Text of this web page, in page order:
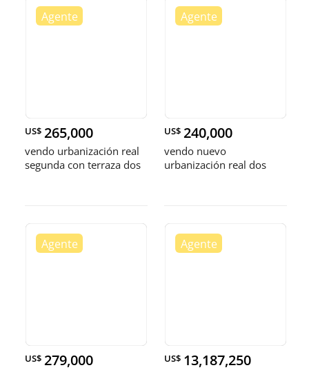
US$ 265,000
vendo urbanización real
segunda con terraza dos
US$ 240,000
vendo nuevo
urbanización real dos
US$ 279,000 US$ 13,187,250